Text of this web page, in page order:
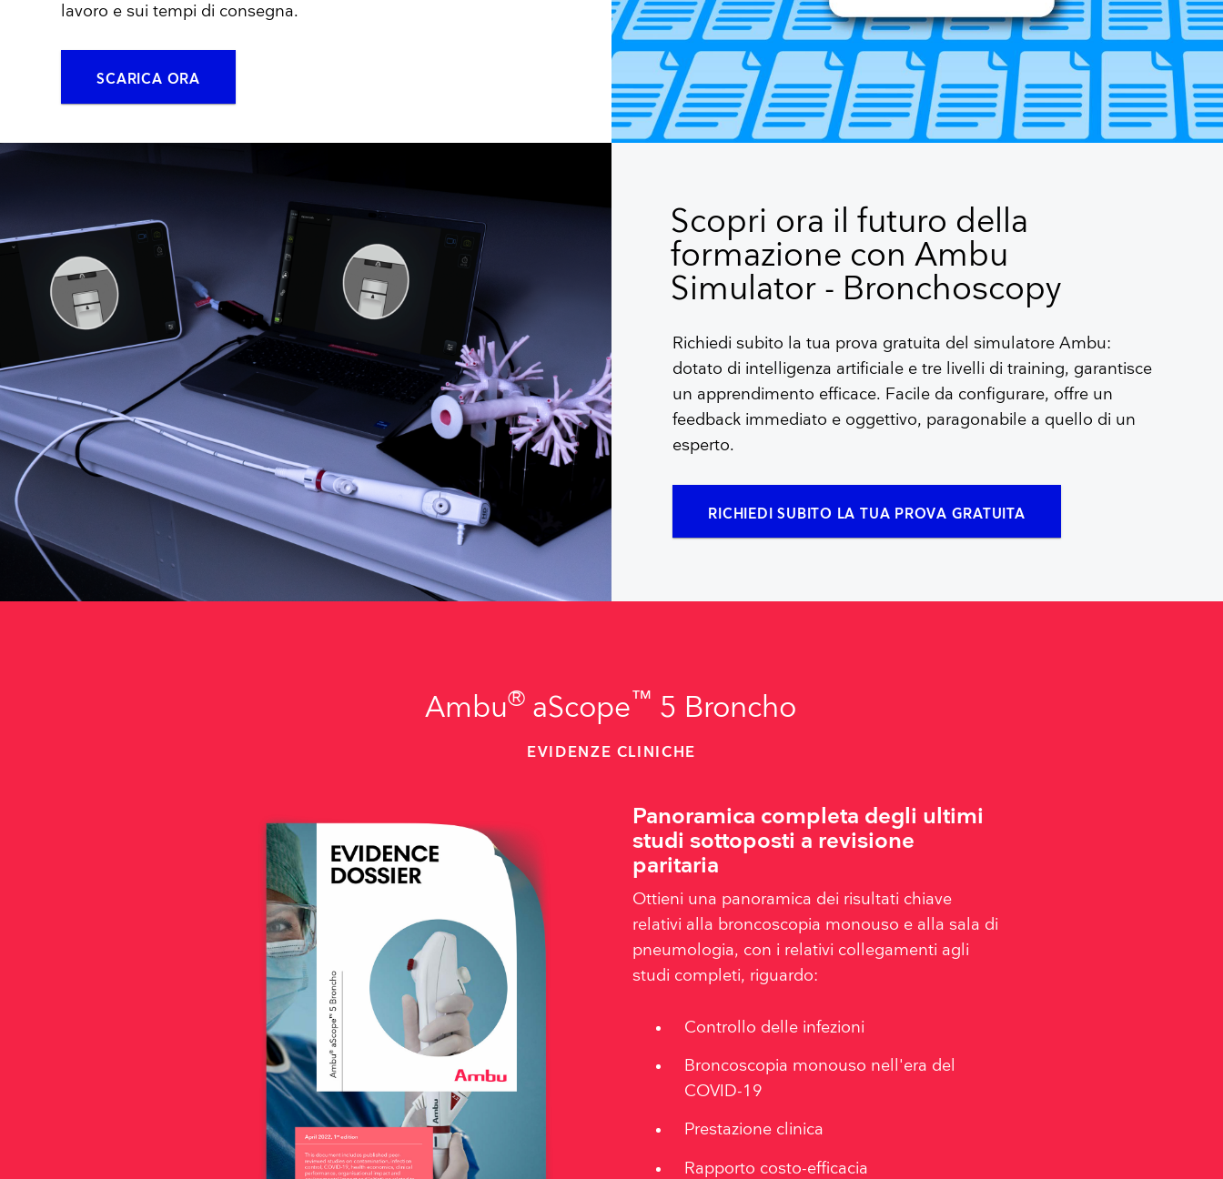
lavoro e sui tempi di consegna.
SCARICA ORA
Scopri ora il futuro della
formazione con Ambu
Simulator - Bronchoscopy
Richiedi subito la tua prova gratuita del simulatore Ambu:
dotato di intelligenza artificiale e tre livelli di training, garantisce
un apprendimento efficace. Facile da configurare, offre un
feedback immediato e oggettivo, paragonabile a quello di un
esperto.
RICHIEDI SUBITO LA TUA PROVA GRATUITA
Ambu® aScope™ 5 Broncho
EVIDENZE CLINICHE
Panoramica completa degli ultimi
studi sottoposti a revisione
paritaria
Ottieni una panoramica dei risultati chiave
relativi alla broncoscopia monouso e alla sala di
pneumologia, con i relativi collegamenti agli
studi completi, riguardo:
Controllo delle infezioni
Broncoscopia monouso nell'era del
COVID-19
Prestazione clinica
Rapporto costo-efficacia